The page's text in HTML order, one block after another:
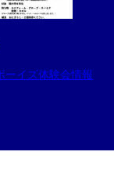
ーイズ体験会情報